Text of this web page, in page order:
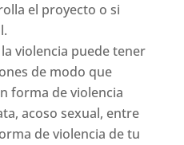
el proyecto o si
la violencia puede tener
de modo que
forma de violencia
acoso sexual, entre
de violencia de tu